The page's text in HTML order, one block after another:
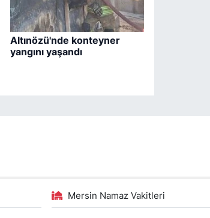
Altınözü'nde konteyner
yangını yaşandı
Mersin Namaz Vakitleri